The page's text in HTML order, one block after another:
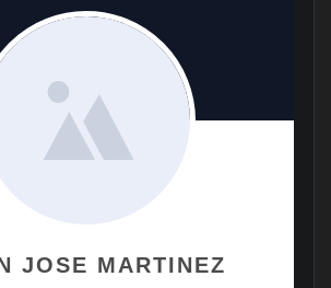
JOSE MARTINEZ